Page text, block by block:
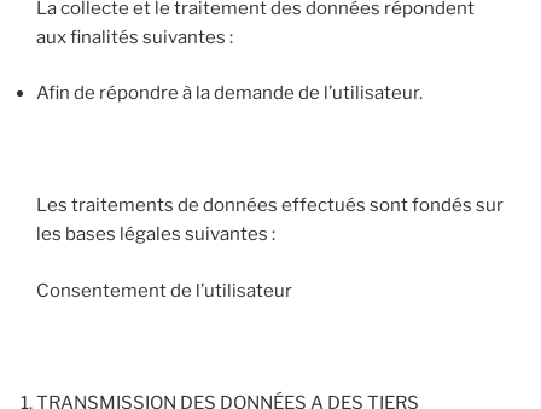
La collecte et le traitement des données répondent
aux finalités suivantes :
Afin de répondre à la demande de l’utilisateur.
Les traitements de données effectués sont fondés sur
les bases légales suivantes :
Consentement de l’utilisateur
TRANSMISSION DES DONNÉES A DES TIERS